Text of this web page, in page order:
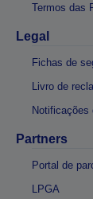
Termos das
Legal
Fichas de
Livro de
Notificações
Partners
Portal de
LPGA